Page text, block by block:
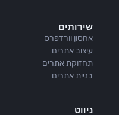
שירותים
אחסון וורדפרס
עיצוב אתרים
תחזוקת אתרים
בניית אתרים
ניווט